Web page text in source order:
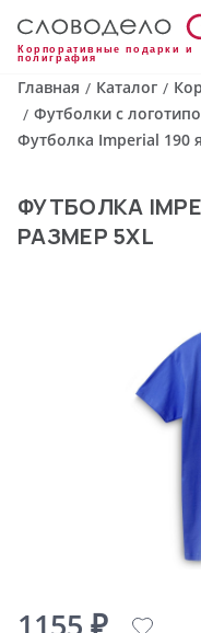
Корпоративные подарки и
полиграфия
Главная / Каталог /
/ Футболки с
Футболка Imperial 190
ФУТБОЛКА
РАЗМЕР 5XL